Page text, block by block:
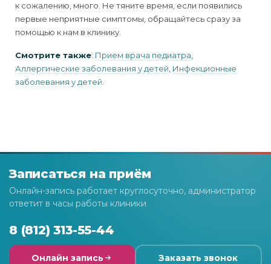
к сожалению, много. Не тяните время, если появились
первые неприятные симптомы, обращайтесь сразу за
помощью к нам в клинику.
Смотрите также: Прием врача педиатра
Аллергические заболевания у детей Инфекционные
заболевания у детей
Записаться на приём
Онлайн-запись работает круглосуточно, администратор
ответит в часы работы клиники
8 (812) 313-55-44
Онлайн запись Заказать звонок